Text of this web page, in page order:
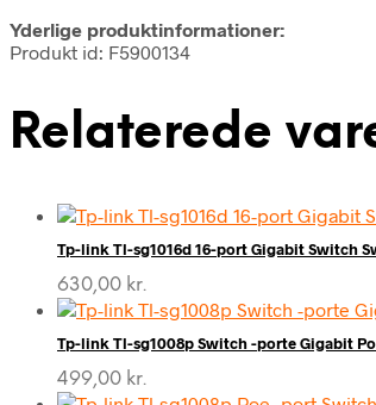
Yderlige produktinformationer:
Produkt id: F5900134
Relaterede
Tp-link Tl-sg1016d 16-port Gigabit Switch
630,00 kr.
Tp-link Tl-sg1008p Switch -porte Gigabit
499,00 kr.